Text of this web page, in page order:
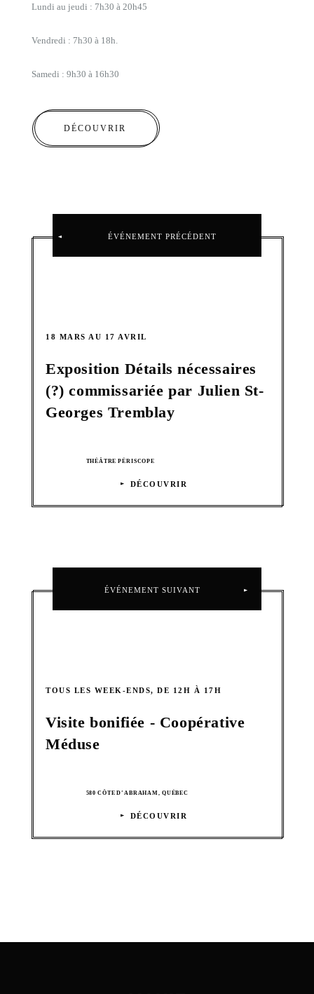
Lundi au jeudi : 7h30 à 20h45
Vendredi : 7h30 à 18h.
Samedi : 9h30 à 16h30
DÉCOUVRIR
ÉVÉNEMENT PRÉCÉDENT
18 MARS AU 17 AVRIL
Exposition Détails nécessaires
(?) commissariée par Julien St-
Georges Tremblay
THÉÂTRE PÉRISCOPE
DÉCOUVRIR
ÉVÉNEMENT SUIVANT
TOUS LES WEEK-ENDS, DE 12H À 17H
Visite bonifiée - Coopérative
Méduse
580 CÔTE D’ABRAHAM, QUÉBEC
DÉCOUVRIR